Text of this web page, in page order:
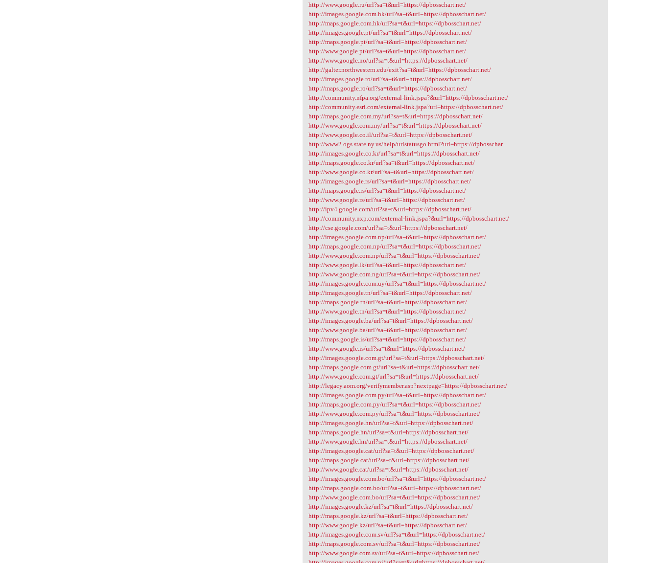
http://www.google.ru/url?sa=t&url=https://dpbosschart.net/
http://images.google.com.hk/url?sa=t&url=https://dpbosschart.net/
http://maps.google.com.hk/url?sa=t&url=https://dpbosschart.net/
http://images.google.pt/url?sa=t&url=https://dpbosschart.net/
http://maps.google.pt/url?sa=t&url=https://dpbosschart.net/
http://www.google.pt/url?sa=t&url=https://dpbosschart.net/
http://www.google.no/url?sa=t&url=https://dpbosschart.net/
http://galter.northwestern.edu/exit?sa=t&url=https://dpbosschart.net/
http://images.google.ro/url?sa=t&url=https://dpbosschart.net/
http://maps.google.ro/url?sa=t&url=https://dpbosschart.net/
http://community.nfpa.org/external-link.jspa?&url=https://dpbosschart.net/
http://community.esri.com/external-link.jspa?url=https://dpbosschart.net/
http://maps.google.com.my/url?sa=t&url=https://dpbosschart.net/
http://www.google.com.my/url?sa=t&url=https://dpbosschart.net/
http://www.google.co.il/url?sa=t&url=https://dpbosschart.net/
http://www2.ogs.state.ny.us/help/urlstatusgo.html?url=https://dpbosschar...
http://images.google.co.kr/url?sa=t&url=https://dpbosschart.net/
http://maps.google.co.kr/url?sa=t&url=https://dpbosschart.net/
http://www.google.co.kr/url?sa=t&url=https://dpbosschart.net/
http://images.google.rs/url?sa=t&url=https://dpbosschart.net/
http://maps.google.rs/url?sa=t&url=https://dpbosschart.net/
http://www.google.rs/url?sa=t&url=https://dpbosschart.net/
http://ipv4.google.com/url?sa=t&url=https://dpbosschart.net/
http://community.nxp.com/external-link.jspa?&url=https://dpbosschart.net/
http://cse.google.com/url?sa=t&url=https://dpbosschart.net/
http://images.google.com.np/url?sa=t&url=https://dpbosschart.net/
http://maps.google.com.np/url?sa=t&url=https://dpbosschart.net/
http://www.google.com.np/url?sa=t&url=https://dpbosschart.net/
http://www.google.lk/url?sa=t&url=https://dpbosschart.net/
http://www.google.com.ng/url?sa=t&url=https://dpbosschart.net/
http://images.google.com.uy/url?sa=t&url=https://dpbosschart.net/
http://images.google.tn/url?sa=t&url=https://dpbosschart.net/
http://maps.google.tn/url?sa=t&url=https://dpbosschart.net/
http://www.google.tn/url?sa=t&url=https://dpbosschart.net/
http://images.google.ba/url?sa=t&url=https://dpbosschart.net/
http://www.google.ba/url?sa=t&url=https://dpbosschart.net/
http://maps.google.is/url?sa=t&url=https://dpbosschart.net/
http://www.google.is/url?sa=t&url=https://dpbosschart.net/
http://images.google.com.gt/url?sa=t&url=https://dpbosschart.net/
http://maps.google.com.gt/url?sa=t&url=https://dpbosschart.net/
http://www.google.com.gt/url?sa=t&url=https://dpbosschart.net/
http://legacy.aom.org/verifymember.asp?nextpage=https://dpbosschart.net/
http://images.google.com.py/url?sa=t&url=https://dpbosschart.net/
http://maps.google.com.py/url?sa=t&url=https://dpbosschart.net/
http://www.google.com.py/url?sa=t&url=https://dpbosschart.net/
http://images.google.hn/url?sa=t&url=https://dpbosschart.net/
http://maps.google.hn/url?sa=t&url=https://dpbosschart.net/
http://www.google.hn/url?sa=t&url=https://dpbosschart.net/
http://images.google.cat/url?sa=t&url=https://dpbosschart.net/
http://maps.google.cat/url?sa=t&url=https://dpbosschart.net/
http://www.google.cat/url?sa=t&url=https://dpbosschart.net/
http://images.google.com.bo/url?sa=t&url=https://dpbosschart.net/
http://maps.google.com.bo/url?sa=t&url=https://dpbosschart.net/
http://www.google.com.bo/url?sa=t&url=https://dpbosschart.net/
http://images.google.kz/url?sa=t&url=https://dpbosschart.net/
http://maps.google.kz/url?sa=t&url=https://dpbosschart.net/
http://www.google.kz/url?sa=t&url=https://dpbosschart.net/
http://images.google.com.sv/url?sa=t&url=https://dpbosschart.net/
http://maps.google.com.sv/url?sa=t&url=https://dpbosschart.net/
http://www.google.com.sv/url?sa=t&url=https://dpbosschart.net/